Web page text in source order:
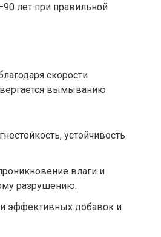
лет при правильной
скорости
вымыванию
устойчивость
влаги и
разрушению.
эффективных добавок и